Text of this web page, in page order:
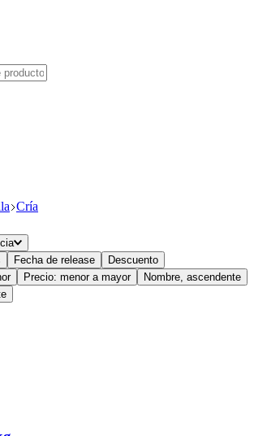
Cría
Fecha de release
Descuento
Precio: menor a mayor
Nombre, ascendente